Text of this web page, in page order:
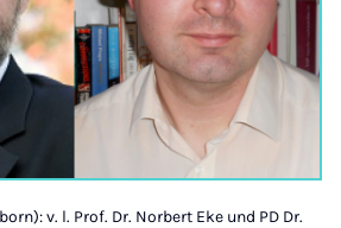
v. l. Prof. Dr. Norbert Eke und PD Dr.